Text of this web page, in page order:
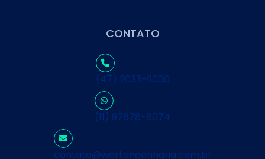
CONTATO
(47) 2033-9000
(11) 97678-8074
contato@wertengenharia.com.br